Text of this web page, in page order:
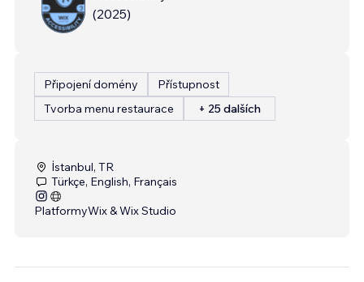
(2025)
Připojení domény
Přístupnost
Tvorba menu restaurace
+ 25 dalších
İstanbul, TR
Türkçe, English, Français
PlatformyWix & Wix Studio